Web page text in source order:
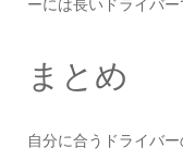
ーには長いドライバー
まとめ
自分に合うドライバ